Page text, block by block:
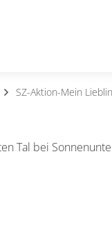
SZ-Aktion-Mein